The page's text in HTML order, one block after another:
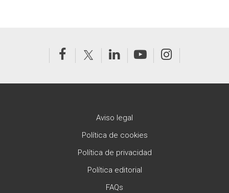
Aviso legal
Política de cookies
Política de privacidad
Política editorial
FAQs